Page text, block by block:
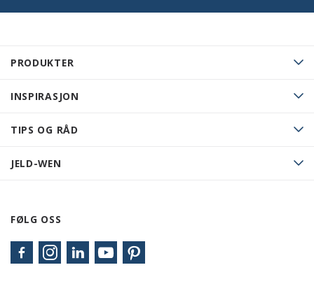
PRODUKTER
INSPIRASJON
TIPS OG RÅD
JELD-WEN
FØLG OSS